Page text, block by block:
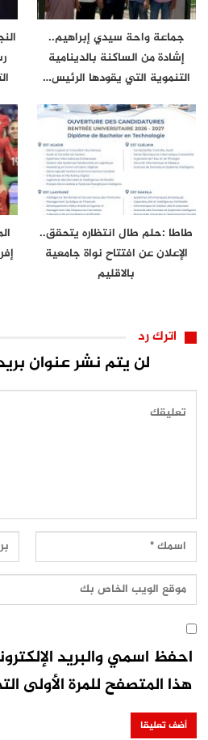
جماعة واحة سيدي إبراهيم..
إشادة من الساكنة بالدينامية
التنموية التي يقودها الرئيس…
طاطا :حلم طال انتظاره يتحقق..
الإعلان عن افتتاح نواة جامعية
بالاقليم
اترك رد
لن يتم نشر عنوان
احفظ اسمي والبريد
هذا المتصفح للمرة الأولى